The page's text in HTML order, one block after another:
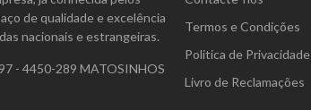
de qualidade e excelência
nacionais e estrangeiras.
- 4450-289 MATOSINHOS
Termos e Condições
Politica de Privacidade
Livro de Reclamações